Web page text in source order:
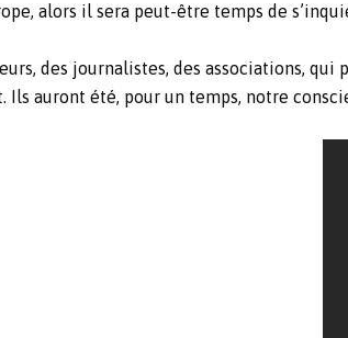
alors il sera peut-être temps de
des journalistes, des associations,
Ils auront été, pour un temps, notre